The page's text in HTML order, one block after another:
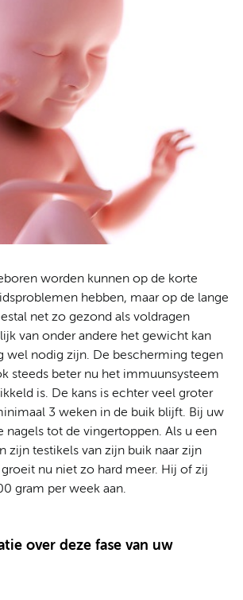
worden kunnen op de korte
hebben, maar op de lange
net zo gezond als voldragen
van onder andere het gewicht kan
wel nodig zijn. De bescherming tegen
steeds beter nu het immuunsysteem
is. De kans is echter veel groter
3 weken in de buik blijft. Bij uw
nagels tot de vingertoppen. Als u een
zijn testikels van zijn buik naar zijn
nu niet zo hard meer. Hij of zij
gram per week aan.
over deze fase van uw